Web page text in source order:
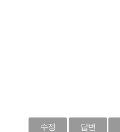
수정 답변